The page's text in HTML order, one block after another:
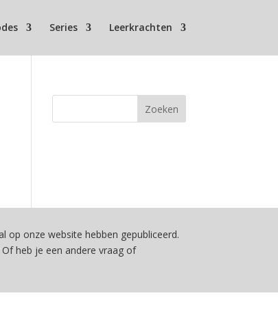
Series Leerkrachten
op onze website hebben gepubliceerd.
heb je een andere vraag of